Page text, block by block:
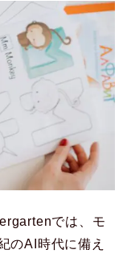
では、モ
のAI時代に備え